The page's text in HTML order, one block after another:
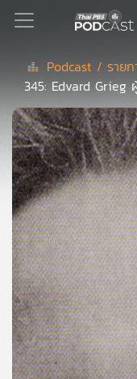
Podcast
เพล
ย์
ลิ
สต์
แนะนำ
เพล
ย์
ลิ
สต์
ของ
คุณ
Podcast / ราย
345: Edvard Grieg